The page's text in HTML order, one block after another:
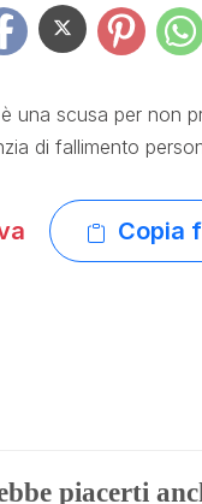
una scusa per non
di fallimento
Copia
piacerti